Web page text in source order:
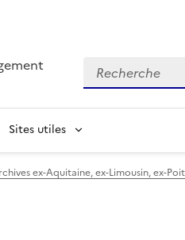
Recherche
Sites utiles
ex-Aquitaine, ex-Limousin, ex-